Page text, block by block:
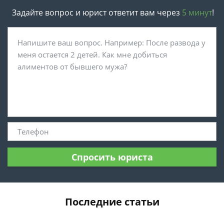
Задайте вопрос и юрист ответит вам через 5 минут!
Спросить юриста
Последние статьи